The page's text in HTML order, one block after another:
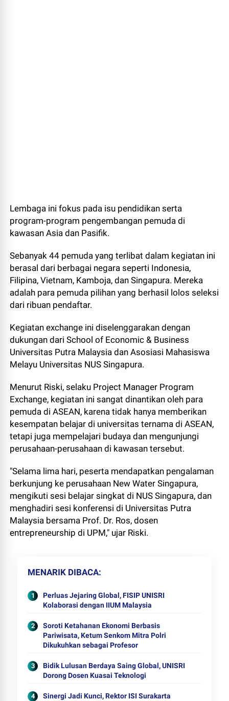
Lembaga ini fokus pada isu pendidikan serta
program-program pengembangan pemuda di
kawasan Asia dan Pasifik.
Sebanyak 44 pemuda yang terlibat dalam kegiatan ini
berasal dari berbagai negara seperti Indonesia,
Filipina, Vietnam, Kamboja, dan Singapura. Mereka
adalah para pemuda pilihan yang berhasil lolos seleksi
dari ribuan pendaftar.
Kegiatan exchange ini diselenggarakan dengan
dukungan dari School of Economic & Business
Universitas Putra Malaysia dan Asosiasi Mahasiswa
Melayu Universitas NUS Singapura.
Menurut Riski, selaku Project Manager Program
Exchange, kegiatan ini sangat dinantikan oleh para
pemuda di ASEAN, karena tidak hanya memberikan
kesempatan belajar di universitas ternama di ASEAN,
tetapi juga mempelajari budaya dan mengunjungi
perusahaan-perusahaan di kawasan tersebut.
"Selama lima hari, peserta mendapatkan pengalaman
berkunjung ke perusahaan New Water Singapura,
mengikuti sesi belajar singkat di NUS Singapura, dan
menghadiri sesi konferensi di Universitas Putra
Malaysia bersama Prof. Dr. Ros, dosen
entrepreneurship di UPM," ujar Riski.
MENARIK DIBACA
Perluas Jejaring Global, FISIP UNISRI
Kolaborasi dengan IIUM Malaysia
Soroti Ketahanan Ekonomi Berbasis
Pariwisata, Ketum Senkom Mitra Polri
Dikukuhkan sebagai Profesor
Bidik Lulusan Berdaya Saing Global, UNISRI
Dorong Dosen Kuasai Teknologi
Sinergi Jadi Kunci, Rektor ISI Surakarta